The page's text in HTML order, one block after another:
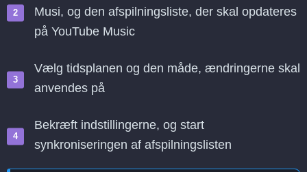
Musi, og den afspilningsliste, der skal opdateres
på YouTube Music
Vælg tidsplanen og den måde, ændringerne skal
anvendes på
Bekræft indstillingerne, og start
synkroniseringen af afspilningslisten